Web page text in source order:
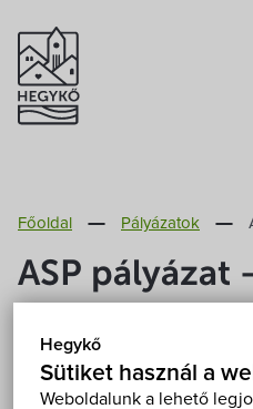
Hegykő
Sütiket használ a
Weboldalunk a lehető
Fontos
Földrajzi adottság
Éttermek
Főoldal Pályázatok
ASP pályázat
Operatív Program
mint Támogató által 2016.